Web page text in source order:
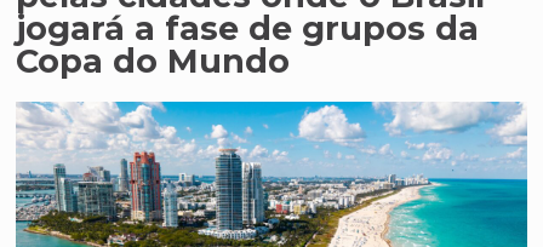
jogará a fase de grupos da
Copa do Mundo